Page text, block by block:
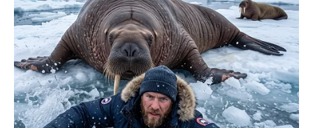
Zvijezde vam donose novu energiju, uspjeh, ljubav i
osjećaj da život konačno radi u vašu korist.
Zato ne ignorišite znakove koje vam sudbina šalje.
Jer pred vama je period koji bi za mnoge Blizance zaista
mogao postati jedan od najljepših i najsretnijih u životu.